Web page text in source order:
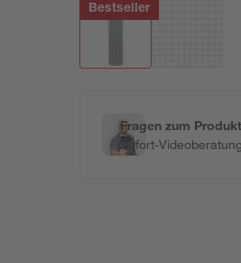
Bestseller
Fragen zum
Sofort-